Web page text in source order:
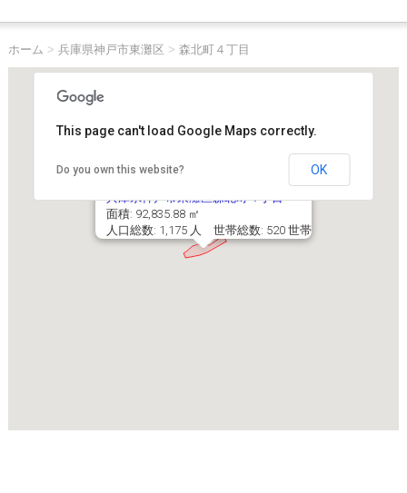
ホーム > 兵庫県神戸市東灘区 > 森北町４丁目
兵庫県神戸市東灘区森北町４丁目
面積: 92,835.88 ㎡
人口総数: 1,175 人 世帯総数: 520 世帯
This page can't load Google Maps correctly.
Do you own this website? OK